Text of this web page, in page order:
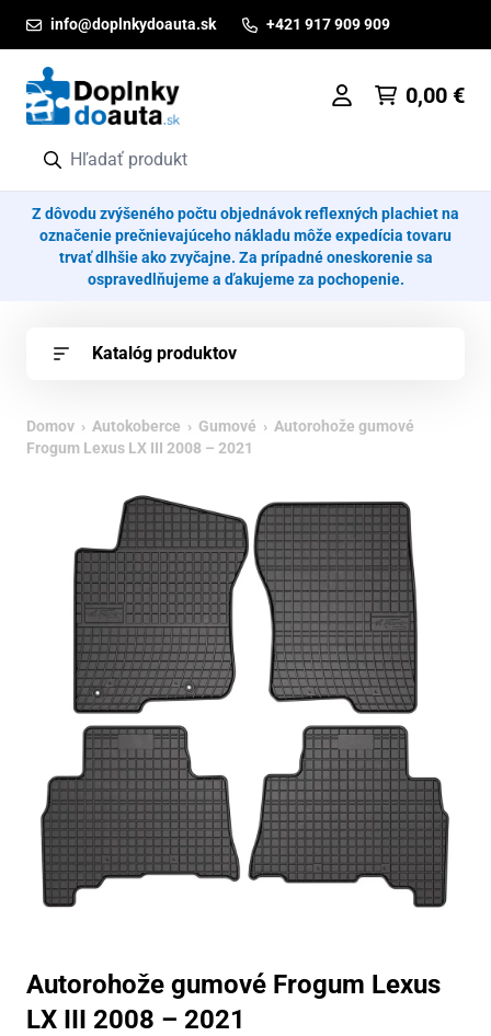
info@doplnkydoauta.sk +421 917 909 909
0,00 €
Z dôvodu zvýšeného počtu objednávok reflexných plachiet na
označenie prečnievajúceho nákladu môže expedícia tovaru
trvať dlhšie ako zvyčajne. Za prípadné oneskorenie sa
ospravedlňujeme a ďakujeme za pochopenie.
Katalóg produktov
Domov › Autokoberce › Gumové › Autorohože gumové
Frogum Lexus LX III 2008 – 2021
Autorohože gumové Frogum Lexus
LX III 2008 – 2021